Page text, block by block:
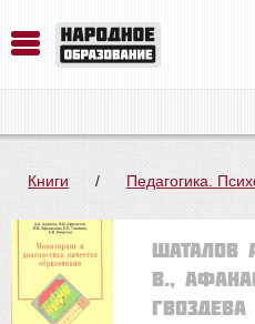
Книги / Педагогика.
Шаталов
В.,